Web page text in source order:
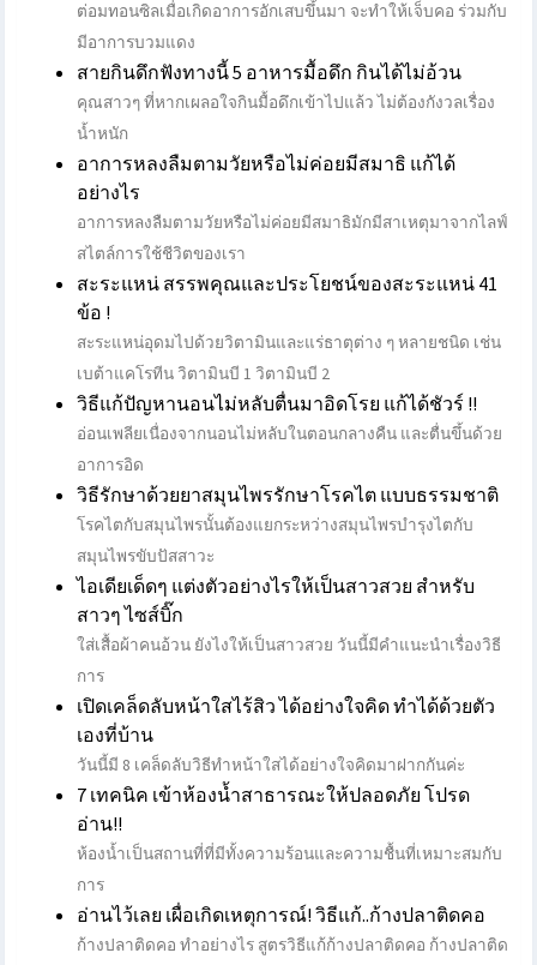
ต่อมทอนซิลเมื่อเกิดอาการอักเสบขึ้นมา จะทำให้เจ็บคอ ร่วมกับ
มีอาการบวมแดง
สายกินดึกฟังทางนี้ 5 อาหารมื้อดึก กินได้ไม่อ้วน
คุณสาวๆ ที่หากเผลอใจกินมื้อดึกเข้าไปแล้ว ไม่ต้องกังวลเรื่อง
น้ำหนัก
อาการหลงลืมตามวัยหรือไม่ค่อยมีสมาธิ แก้ได้
อย่างไร
อาการหลงลืมตามวัยหรือไม่ค่อยมีสมาธิมักมีสาเหตุมาจากไลฟ์
สไตล์การใช้ชีวิตของเรา
สะระแหน่ สรรพคุณและประโยชน์ของสะระแหน่ 41
ข้อ !
สะระแหน่อุดมไปด้วยวิตามินและแร่ธาตุต่าง ๆ หลายชนิด เช่น
เบต้าแคโรทีน วิตามินบี 1 วิตามินบี 2
วิธีแก้ปัญหานอนไม่หลับตื่นมาอิดโรย แก้ได้ชัวร์ !!
อ่อนเพลียเนื่องจากนอนไม่หลับในตอนกลางคืน และตื่นขึ้นด้วย
อาการอิด
วิธีรักษาด้วยยาสมุนไพรรักษาโรคไต แบบธรรมชาติ
โรคไตกับสมุนไพรนั้นต้องแยกระหว่างสมุนไพรบำรุงไตกับ
สมุนไพรขับปัสสาวะ
ไอเดียเด็ดๆ แต่งตัวอย่างไรให้เป็นสาวสวย สำหรับ
สาวๆ ไซส์บิ๊ก
ใส่เสื้อผ้าคนอ้วน ยังไงให้เป็นสาวสวย วันนี้มีคำแนะนำเรื่องวิธี
การ
เปิดเคล็ดลับหน้าใสไร้สิว ได้อย่างใจคิด ทำได้ด้วยตัว
เองที่บ้าน
วันนี้มี 8 เคล็ดลับวิธีทำหน้าใสได้อย่างใจคิดมาฝากกันค่ะ
7 เทคนิค เข้าห้องน้ำสาธารณะให้ปลอดภัย โปรด
อ่าน!!
ห้องน้ำเป็นสถานที่ที่มีทั้งความร้อนและความชื้นที่เหมาะสมกับ
การ
อ่านไว้เลย เผื่อเกิดเหตุการณ์! วิธีแก้..ก้างปลาติดคอ
ก้างปลาติดคอ ทําอย่างไร สูตรวิธีแก้ก้างปลาติดคอ ก้างปลาติด